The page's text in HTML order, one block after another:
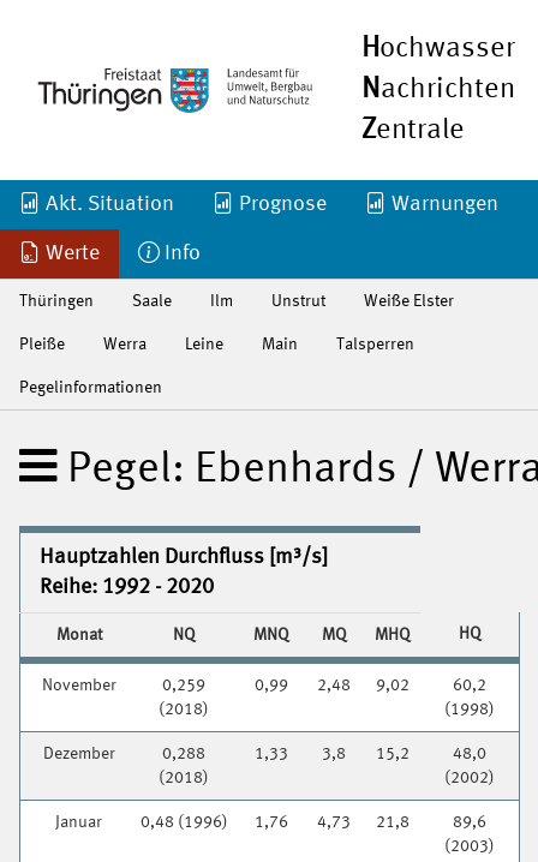
Hochwasser
Nachrichten
Zentrale
Akt. Situation Prognose Warnungen
Werte Info
Thüringen Saale Ilm Unstrut Weiße Elster
Pleiße Werra Leine Main Talsperren
Pegelinformationen
Pegel: Ebenhards /
Hauptzahlen Durchfluss [m³/s]
Reihe: 1992 - 2020
Monat NQ MNQ MQ MHQ HQ
November
0,259
(2018)
0,99 2,48 9,02
60,2
(1998)
Dezember
0,288
(2018)
1,33 3,8 15,2
48,0
(2002)
Januar 0,48 (1996) 1,76 4,73 21,8
89,6
(2003)